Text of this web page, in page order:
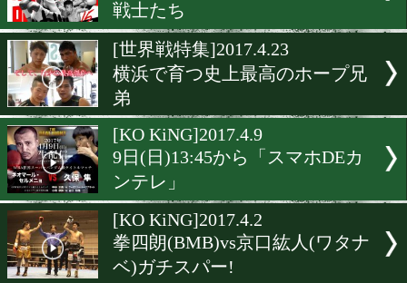
[ハイライト動画]2017.8.28
入場者数14,623人
[KO KiNG]2017.5.7
今週末の香港を任された日
戦士たち
[世界戦特集]2017.4.23
横浜で育つ史上最高のホー